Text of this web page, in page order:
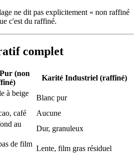
ne dit pas explicitement « non raffiné
c'est du raffiné.
complet
(non
Karité Industriel (raffiné)
à beige
Blanc pur
café
Aucune
au
Dur, granuleux
de film
Lente, film gras résiduel